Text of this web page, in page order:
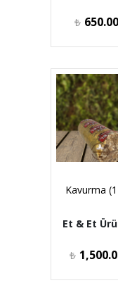
₺ 650.00
Kavurma
Et & Et
₺